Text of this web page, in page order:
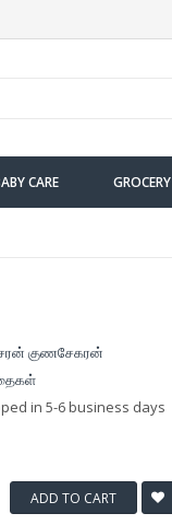
CARE GROCERY
குணசேகரன்
in 5-6 business days
ADD TO CART